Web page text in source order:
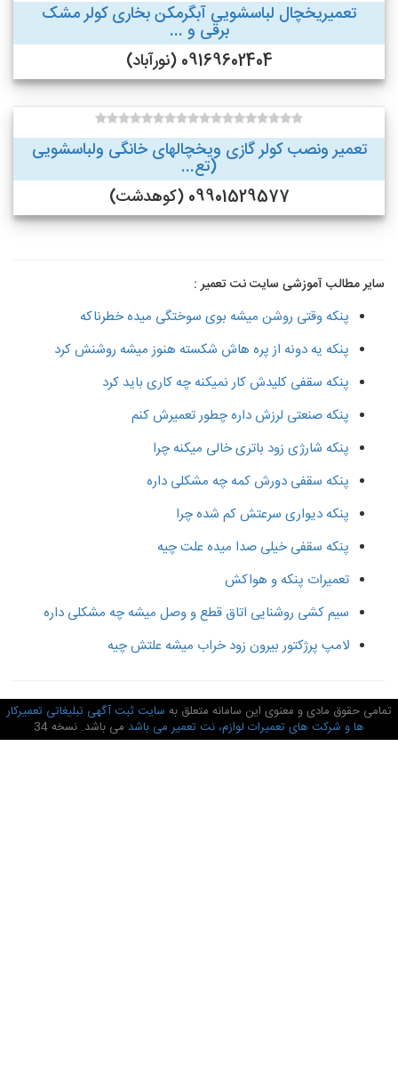
تعمیریخچال لباسشویی آبگرمکن بخاری کولر مشک
برقی و ...
09169602404 (نورآباد)
تعمیر ونصب کولر گازی ویخچالهای خانگی ولباسشویی
(تع...
09901529577 (کوهدشت)
سایر مطالب آموزشی سایت نت تعمیر :
پنکه وقتی روشن میشه بوی سوختگی میده خطرناکه
پنکه یه دونه از پره هاش شکسته هنوز میشه روشنش کرد
پنکه سقفی کلیدش کار نمیکنه چه کاری باید کرد
پنکه صنعتی لرزش داره چطور تعمیرش کنم
پنکه شارژی زود باتری خالی میکنه چرا
پنکه سقفی دورش کمه چه مشکلی داره
پنکه دیواری سرعتش کم شده چرا
پنکه سقفی خیلی صدا میده علت چیه
تعمیرات پنکه و هواکش
سیم کشی روشنایی اتاق قطع و وصل میشه چه مشکلی داره
لامپ پرژکتور بیرون زود خراب میشه علتش چیه
حقوق مادی و معنوی این سامانه متعلق به سایت ثبت آگهی تبلیغاتی تعمیرکار
ها و شرکت های تعمیرات لوازم، نت تعمیر می باشدمی باشد. نسخه 34